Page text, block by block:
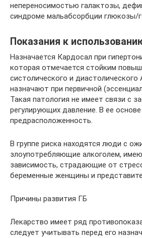
непереносимостью галактозы,
синдроме мальабсорбции глюкозы/
Показания к
Назначается Кардосал при
которая отмечается стойким
систолического и диастолического
назначают при первичной
Такая патология не имеет связи с
регулирующих давление. В ее
предрасположенность.
В группе риска находятся люди с
злоупотребляющие алкоголем,
зависимость, страдающие от
беременные женщины и
Причины развития ГБ
Лекарство имеет ряд
следует учитывать перед его